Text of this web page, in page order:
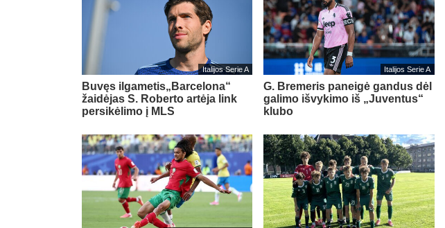
Italijos Serie A
Buvęs ilgametis„Barcelona“
žaidėjas S. Roberto artėja link
persikėlimo į MLS
Italijos Serie A
G. Bremeris paneigė gandus dėl
galimo išvykimo iš „Juventus“
klubo